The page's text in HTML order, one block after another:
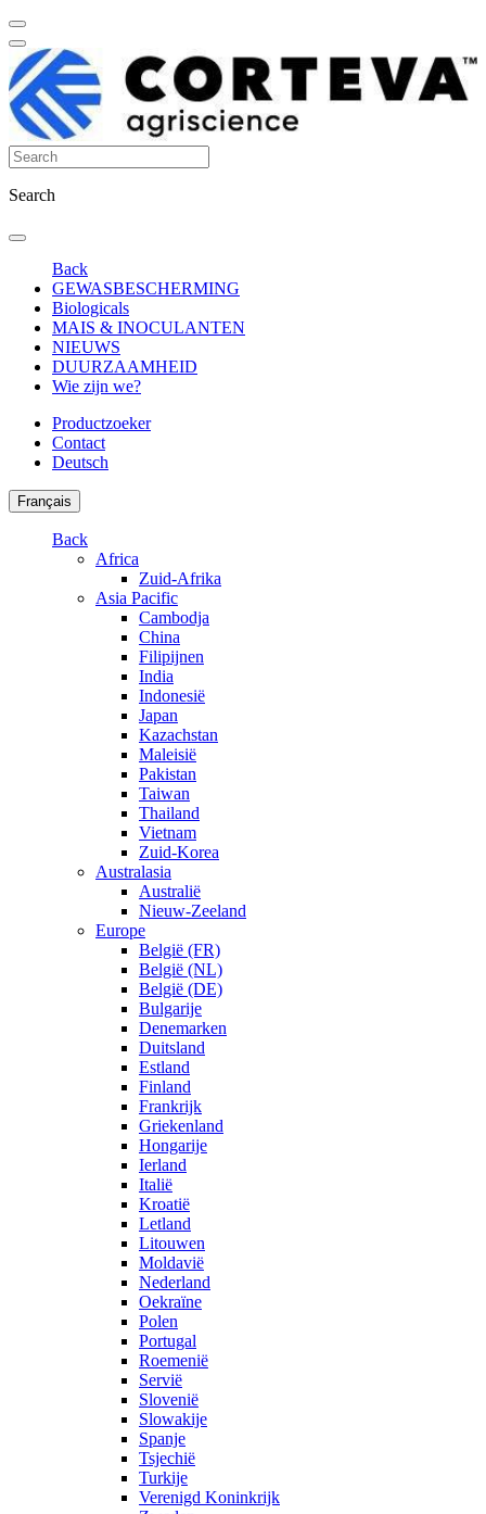
Search
Back
GEWASBESCHERMING
Biologicals
MAIS & INOCULANTEN
NIEUWS
DUURZAAMHEID
Wie zijn we?
Productzoeker
Contact
Deutsch
Français
Back
Africa
Zuid-Afrika
Asia Pacific
Cambodja
China
Filipijnen
India
Indonesië
Japan
Kazachstan
Maleisië
Pakistan
Taiwan
Thailand
Vietnam
Zuid-Korea
Australasia
Australië
Nieuw-Zeeland
Europe
België (FR)
België (NL)
België (DE)
Bulgarije
Denemarken
Duitsland
Estland
Finland
Frankrijk
Griekenland
Hongarije
Ierland
Italië
Kroatië
Letland
Litouwen
Moldavië
Nederland
Oekraïne
Polen
Portugal
Roemenië
Servië
Slovenië
Slowakije
Spanje
Tsjechië
Turkije
Verenigd Koninkrijk